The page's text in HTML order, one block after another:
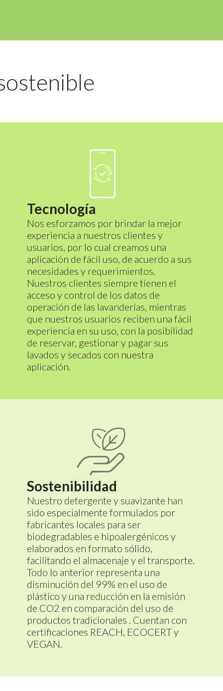
Tecnología
Nos esforzamos por brindar la mejor
experiencia a nuestros clientes y
usuarios, por lo cual creamos una
aplicación de fácil uso, de acuerdo a sus
necesidades y requerimientos.
Nuestros clientes siempre tienen el
acceso y control de los datos de
operación de las lavanderías, mientras
que nuestros usuarios reciben una fácil
experiencia en su uso, con la posibilidad
de reservar, gestionar y pagar sus
lavados y secados con nuestra
aplicación.
Sostenibilidad
Nuestro detergente y suavizante han
sido especialmente formulados por
fabricantes locales para ser
biodegradables e hipoalergénicos y
elaborados en formato sólido,
facilitando el almacenaje y el transporte.
Todo lo anterior representa una
disminución del 99% en el uso de
plástico y una reducción en la emisión
de CO2 en comparación del uso de
productos tradicionales . Cuentan con
certificaciones REACH, ECOCERT y
VEGAN.